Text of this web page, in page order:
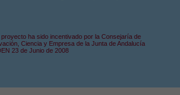
proyecto ha sido incentivado por la Consejaría de
Ciencia y Empresa de la Junta de Andalucía
23 de Junio de 2008